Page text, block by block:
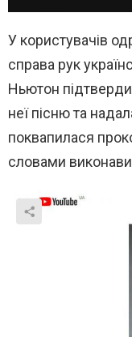
У користувачів
справа рук
Ньютон
неї пісню та
поквапилася
словами